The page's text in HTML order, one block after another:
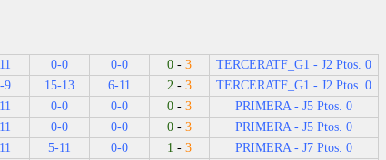
0-0 0-0 0 - 3
TERCERATF_G1 - J2 Ptos. 0
9 15-13 6-11 2 - 3
TERCERATF_G1 - J2 Ptos. 0
0-0 0-0 0 - 3
PRIMERA - J5 Ptos. 0
0-0 0-0 0 - 3
PRIMERA - J5 Ptos. 0
5-11 0-0 1 - 3
PRIMERA - J7 Ptos. 0